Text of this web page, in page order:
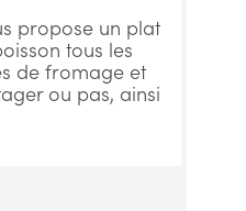
propose un plat
tous les
de fromage et
ou pas, ainsi